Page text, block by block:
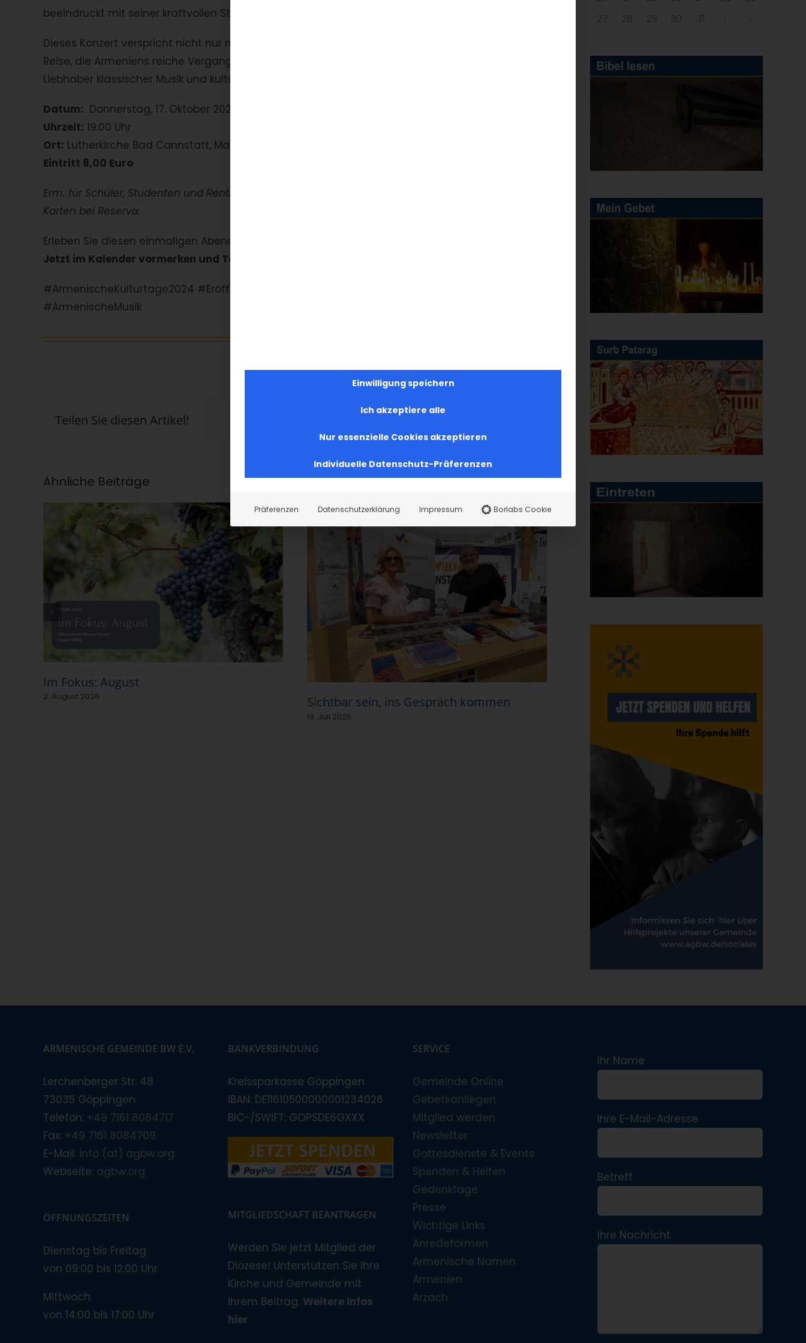
beeindruckt mit seiner kraftvollen Stimme und emotionalen Tiefe.
Dieses Konzert verspricht nicht nur musikalischen Hochgenuss, sondern auch eine kulturelle
Reise, die Armeniens reiche Vergangenheit in die Gegenwart transportiert – ein Muss für alle
Liebhaber klassischer Musik und kultureller Entdeckungen.
Datum: Donnerstag, 17. Oktober 2024
Uhrzeit: 19:00 Uhr
Ort: Lutherkirche Bad Cannstatt, Martin-Luther-Straße 54, 70372 Stuttgart
Eintritt 8,00 Euro
Erm. für Schüler, Studenten und Rentner
Karten bei Reservix
Erleben Sie diesen einmaligen Abend und lassen Sie sich von der Musik Armeniens verzaubern.
Jetzt im Kalender vormerken und Teil dieses besonderen kulturellen Erlebnisses werden!
#ArmenischeKulturtage2024 #Eröffnungskonzert #StuttgartKultur #VerwurzeltUndOffen
#ArmenischeMusik
Teilen Sie diesen Artikel!
Ähnliche Beiträge
Im Fokus: August
2. August 2026 Sichtbar sein, ins Gespräch kommen
19. Juli 2026
ARMENISCHE GEMEINDE BW E.V.
Lerchenberger Str. 48
73035 Göppingen
Telefon: +49 7161 8084717
Fax: +49 7161 8084709
E-Mail: info (at) agbw.org
Webseite: agbw.org
ÖFFNUNGSZEITEN
Dienstag bis Freitag
von 09:00 bis 12:00 Uhr
Mittwoch
von 14:00 bis 17:00 Uhr
BANKVERBINDUNG
Kreissparkasse Göppingen
IBAN: DE11610500000001234026
BIC-/SWIFT: GOPSDE6GXXX
MITGLIEDSCHAFT BEANTRAGEN
Werden Sie jetzt Mitglied der
Diözese! Unterstützen Sie Ihre
Kirche und Gemeinde mit
Ihrem Beitrag. Weitere Infos
hier
SERVICE
Gemeinde Online
Gebetsanliegen
Mitglied werden
Newsletter
Gottesdienste & Events
Spenden & Helfen
Gedenktage
Presse
Wichtige Links
Anredeformen
Armenische Namen
Armenien
Arzach
Ihr Name
Ihre E-Mail-Adresse
Betreff
Ihre Nachricht
Einwilligung speichern
Ich akzeptiere alle
Nur essenzielle Cookies akzeptieren
Individuelle Datenschutz-Präferenzen
Präferenzen Datenschutzerklärung Impressum Borlabs Cookie